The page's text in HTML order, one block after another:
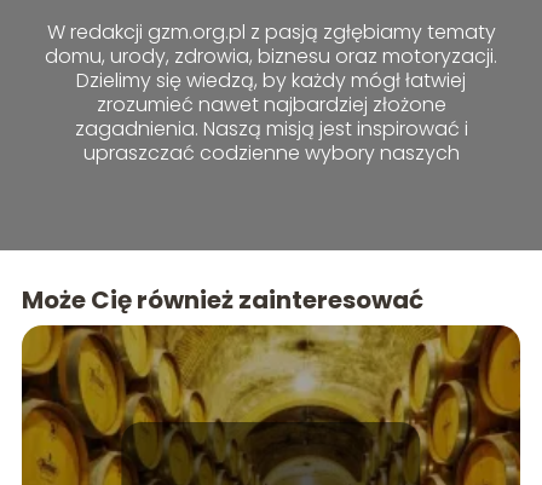
W redakcji gzm.org.pl z pasją zgłębiamy tematy
domu, urody, zdrowia, biznesu oraz motoryzacji.
Dzielimy się wiedzą, by każdy mógł łatwiej
zrozumieć nawet najbardziej złożone
zagadnienia. Naszą misją jest inspirować i
upraszczać codzienne wybory naszych
Może Cię również zainteresować